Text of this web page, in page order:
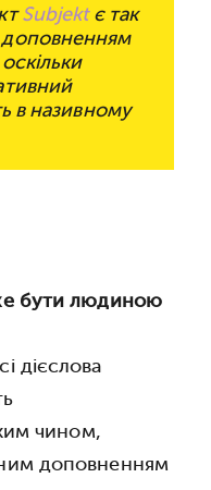
Subjektє так
в називному
бути людиною
дієслова
чином,
доповненням